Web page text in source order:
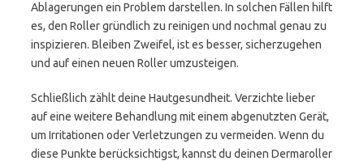
Ablagerungen ein Problem darstellen. In solchen Fällen hilft
es, den Roller gründlich zu reinigen und nochmal genau zu
inspizieren. Bleiben Zweifel, ist es besser, sicherzugehen
und auf einen neuen Roller umzusteigen.
Schließlich zählt deine Hautgesundheit. Verzichte lieber
auf eine weitere Behandlung mit einem abgenutzten Gerät,
um Irritationen oder Verletzungen zu vermeiden. Wenn du
diese Punkte berücksichtigst, kannst du deinen Dermaroller